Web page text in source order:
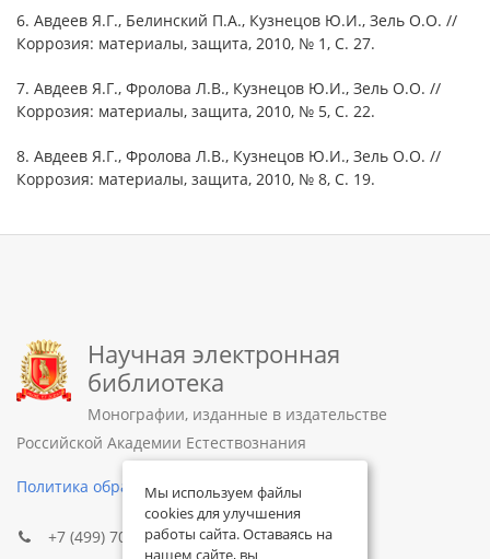
6. Авдеев Я.Г., Белинский П.А., Кузнецов Ю.И., Зель О.О. //
Коррозия: материалы, защита, 2010, № 1, С. 27.
7. Авдеев Я.Г., Фролова Л.В., Кузнецов Ю.И., Зель О.О. //
Коррозия: материалы, защита, 2010, № 5, С. 22.
8. Авдеев Я.Г., Фролова Л.В., Кузнецов Ю.И., Зель О.О. //
Коррозия: материалы, защита, 2010, № 8, С. 19.
Научная электронная
библиотека
Монографии, изданные в издательстве
Российской Академии Естествознания
Политика обработки персональных данных
+7 (499) 705-72-30
Мы используем файлы
cookies для улучшения
работы сайта. Оставаясь на
нашем сайте, вы